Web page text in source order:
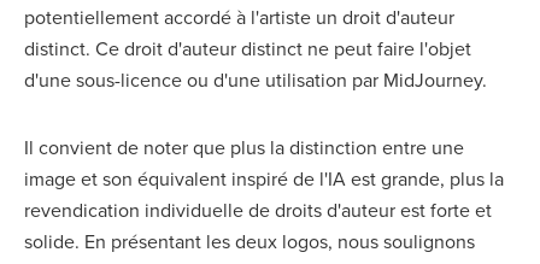
potentiellement accordé à l'artiste un droit d'auteur
distinct. Ce droit d'auteur distinct ne peut faire l'objet
d'une sous-licence ou d'une utilisation par MidJourney.
Il convient de noter que plus la distinction entre une
image et son équivalent inspiré de l'IA est grande, plus la
revendication individuelle de droits d'auteur est forte et
solide. En présentant les deux logos, nous soulignons